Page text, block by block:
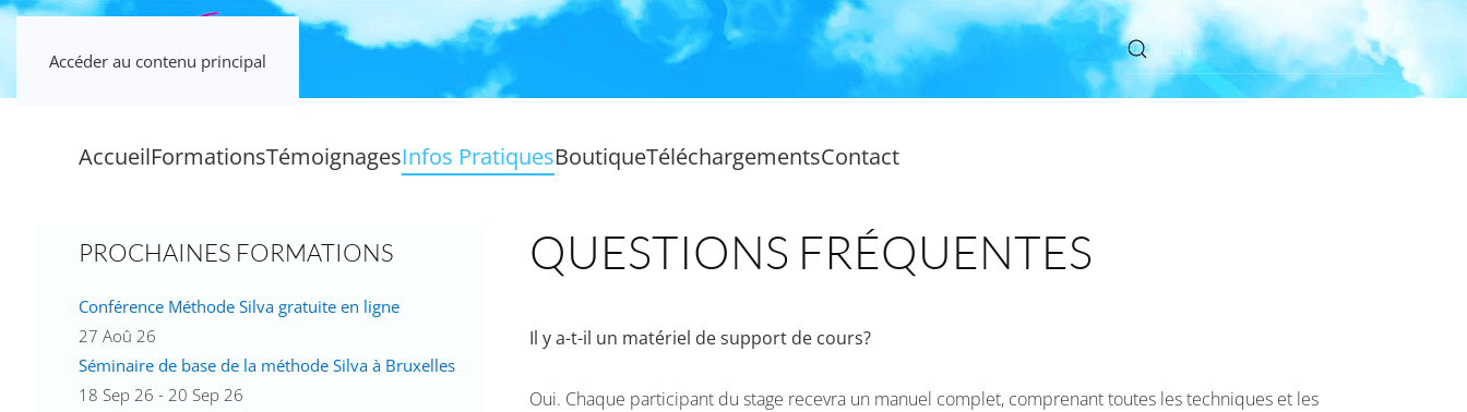
Accéder au contenu principal
AccueilFormationsTémoignagesInfos PratiquesBoutiqueTéléchargementsContact
QUESTIONS FRÉQUENTES
Il y a-t-il un matériel de support de cours?
Oui. Chaque participant du stage recevra un manuel complet, comprenant toutes les techniques et les
PROCHAINES FORMATIONS
Conférence Méthode Silva gratuite en ligne
27 Aoû 26
Séminaire de base de la méthode Silva à Bruxelles
18 Sep 26 - 20 Sep 26